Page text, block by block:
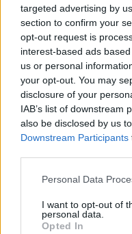
targeted advertising by
section to confirm your
opt-out request is
interest-based ads
us or personal
your opt-out. You may
disclosure of your
IAB’s list of downstream
also be disclosed by us
Downstream Participants
Personal Data
I want to opt-out of
personal data.
Opted In
123rf nuotr.